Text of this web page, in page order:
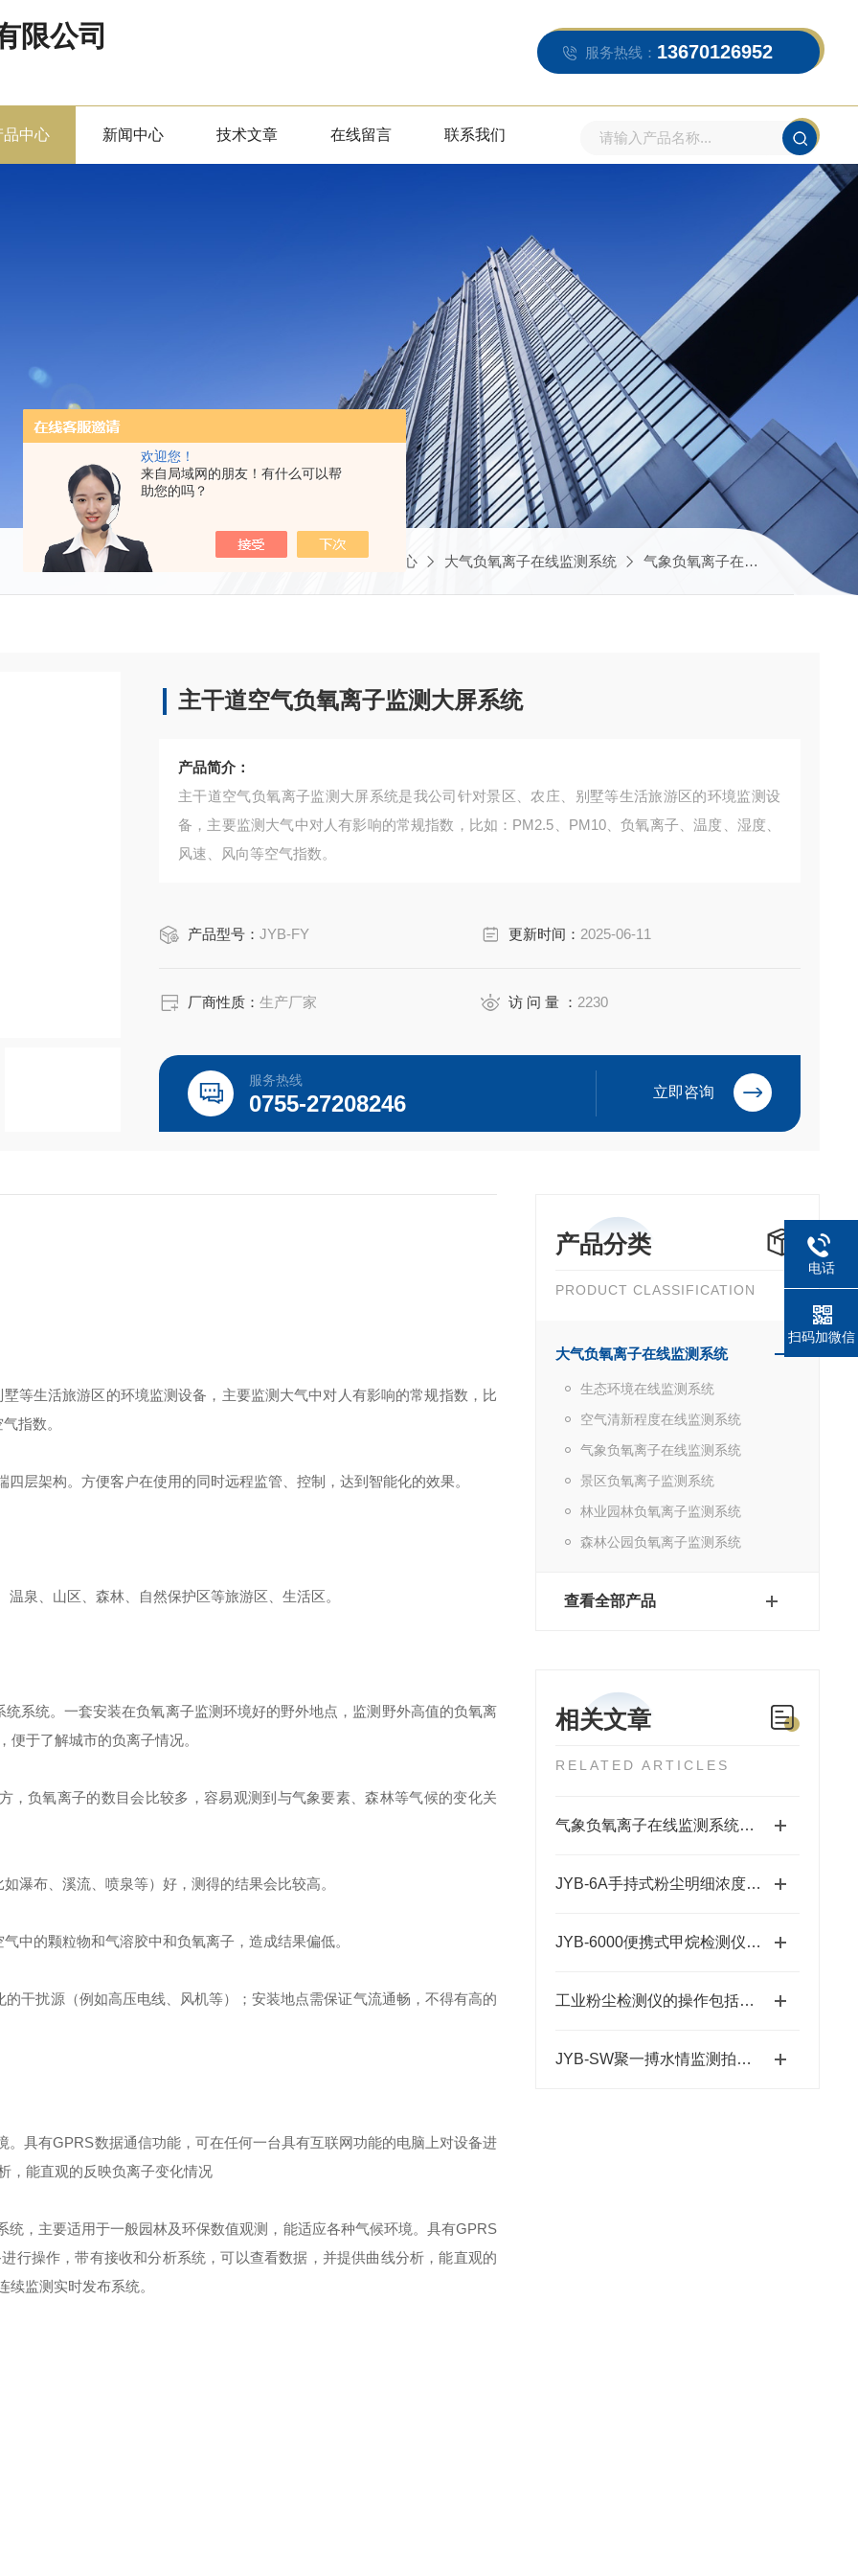
欢迎您！
来自局域网的朋友！有什么可以帮
助您的吗？
限公司
服务热线： 13670126952
品中心 新闻中心 技术文章 在线留言 联系我们
当前位置：首页 产品中心 大气负氧离子在线监测系统 气象负氧离子在线监测系统
主干道空气负氧离子监测大屏系统
产品简介：
主干道空气负氧离子监测大屏系统是我公司针对景区、农庄、别墅等生活旅游区的环境监测设
备，主要监测大气中对人有影响的常规指数，比如：PM2.5、PM10、负氧离子、温度、湿度、
风速、风向等空气指数。
产品型号：JYB-FY 更新时间： 2025-06-11
厂商性质：生产厂家 访 问 量 ： 2230
服务热线
0755-27208246 立即咨询
产品分类
PRODUCT CLASSIFICATION
大气负氧离子在线监测系统
生态环境在线监测系统
空气清新程度在线监测系统
气象负氧离子在线监测系统
景区负氧离子监测系统
林业园林负氧离子监测系统
森林公园负氧离子监测系统
查看全部产品
相关文章
RELATED ARTICLES
气象负氧离子在线监测系统该如何选型？
JYB-6A手持式粉尘明细浓度检测仪的功能描述
JYB-6000便携式甲烷检测仪的用途
工业粉尘检测仪的操作包括哪些步骤？
JYB-SW聚一搏水情监测拍照系统建设方案比选分析
生活旅游区的环境监测设备，主要监测大气中对人有影响的常规指数，比
指数。
层架构。方便客户在使用的同时远程监管、控制，达到智能化的效果。
泉、山区、森林、自然保护区等旅游区、生活区。
系统。一套安装在负氧离子监测环境好的野外地点，监测野外高值的负氧离
于了解城市的负离子情况。
，负氧离子的数目会比较多，容易观测到与气象要素、森林等气候的变化关
瀑布、溪流、喷泉等）好，测得的结果会比较高。
中的颗粒物和气溶胶中和负氧离子，造成结果偏低。
干扰源（例如高压电线、风机等）；安装地点需保证气流通畅，不得有高的
具有GPRS数据通信功能，可在任何一台具有互联网功能的电脑上对设备进
，能直观的反映负离子变化情况
，主要适用于一般园林及环保数值观测，能适应各种气候环境。具有GPRS
行操作，带有接收和分析系统，可以查看数据，并提供曲线分析，能直观的
监测实时发布系统。
电话
扫码加微信